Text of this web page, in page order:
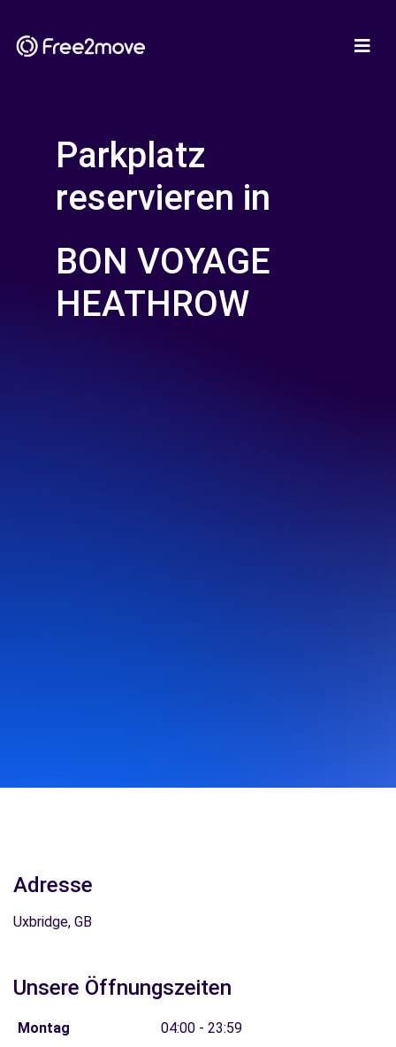
Parkplatz
reservieren in
BON VOYAGE
HEATHROW
Adresse
Uxbridge, GB
Unsere Öffnungszeiten
Montag
04:00 - 23:59